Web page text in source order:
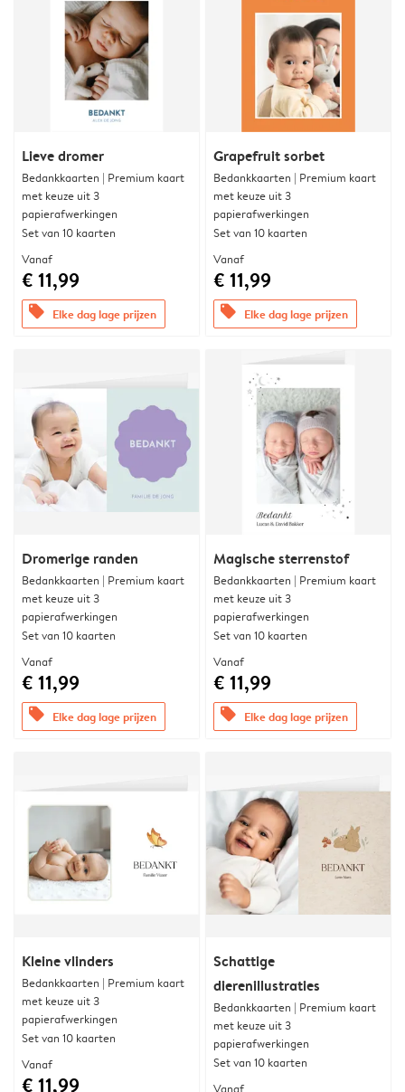
Lieve dromer
Bedankkaarten | Premium kaart
met keuze uit 3
papierafwerkingen
Set van 10 kaarten
Vanaf
€ 11,99
offers Elke dag lage prijzen
Grapefruit sorbet
Bedankkaarten | Premium kaart
met keuze uit 3
papierafwerkingen
Set van 10 kaarten
Vanaf
€ 11,99
offers Elke dag lage prijzen
Dromerige randen
Bedankkaarten | Premium kaart
met keuze uit 3
papierafwerkingen
Set van 10 kaarten
Vanaf
€ 11,99
offers Elke dag lage prijzen
Magische sterrenstof
Bedankkaarten | Premium kaart
met keuze uit 3
papierafwerkingen
Set van 10 kaarten
Vanaf
€ 11,99
offers Elke dag lage prijzen
Kleine vlinders
Bedankkaarten | Premium kaart
met keuze uit 3
papierafwerkingen
Set van 10 kaarten
Vanaf
€ 11,99
Schattige
dierenillustraties
Bedankkaarten | Premium kaart
met keuze uit 3
papierafwerkingen
Set van 10 kaarten
Vanaf